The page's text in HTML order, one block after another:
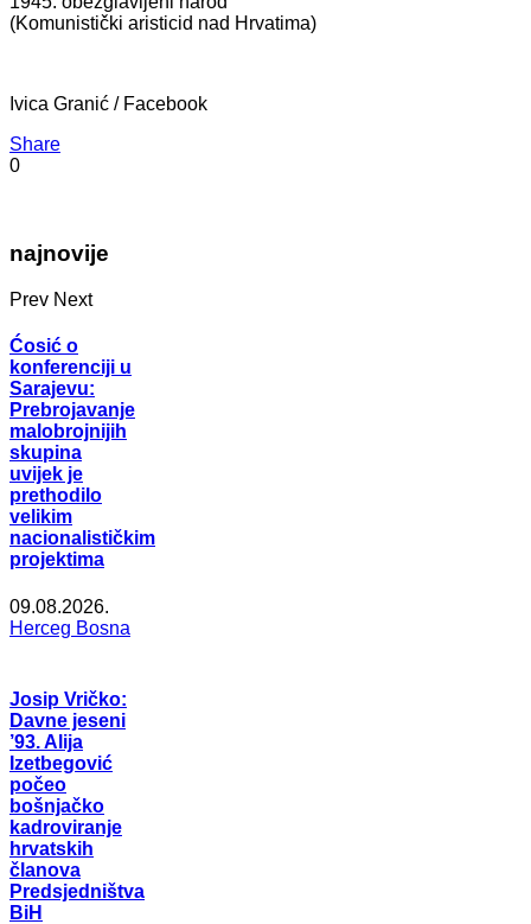
(Komunistički aristicid nad Hrvatima)
Ivica Granić / Facebook
Share
0
najnovije
Prev Next
Ćosić o
konferenciji u
Sarajevu:
Prebrojavanje
malobrojnijih
skupina
uvijek je
prethodilo
velikim
nacionalističkim
projektima
09.08.2026.
Herceg Bosna
Josip Vričko:
Davne jeseni
’93. Alija
Izetbegović
počeo
bošnjačko
kadroviranje
hrvatskih
članova
Predsjedništva
BiH